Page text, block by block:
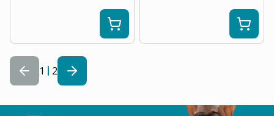
1 2